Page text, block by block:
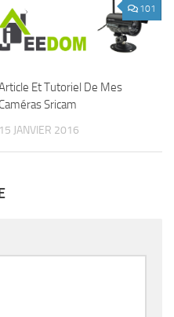
101
Et Tutoriel De Mes
Caméras Sricam
15 JANVIER 2016